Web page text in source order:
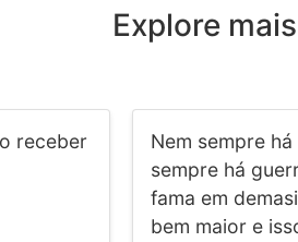
Explore
receber
Nem sempre
sempre há
fama em
bem maior e